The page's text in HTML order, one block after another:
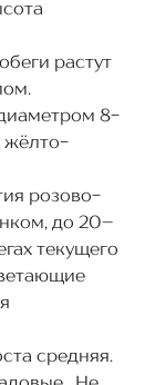
растут
8-
жёлто-
розово-
до 20–
текущего
средняя.